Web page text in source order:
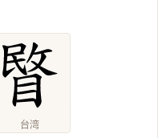
台湾